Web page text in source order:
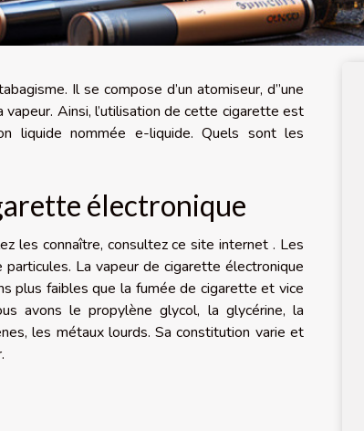
Il se compose d’un atomiseur, d’’une
vapeur. Ainsi, l’utilisation de cette cigarette est
liquide nommée e-liquide. Quels sont les
électronique
les connaître, consultezce site internet . Les
La vapeur de cigarette électronique
plus faibles que la fumée de cigarette et vice
avons le propylène glycol, la glycérine, la
les métaux lourds. Sa constitution varie et